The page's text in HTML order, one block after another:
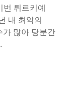
튀르키예
내 최악의
가 많아 당분간